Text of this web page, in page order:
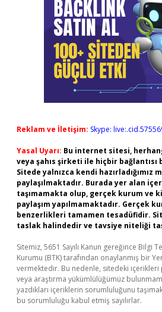
Reklam ve İletişim: Skype:
Yasal Uyarı: Bu internet sitesi,
veya şahıs şirketi ile hiçbir bağlantısı
Sitede yalnızca kendi hazırladığımız
paylaşılmaktadır. Burada yer alan
taşımamakta olup, gerçek kurum ve
paylaşım yapılmamaktadır. Gerçek
benzerlikleri tamamen tesadüfidir.
taslak halindedir ve tavsiye niteliği
Sitemiz, 5651 Sayılı Kanun gereğince Bilgi
Kurumu (BTK) tarafından onaylanmış bir
vermektedir. Bu nedenle, sitedeki
veya araştırma yükümlülüğümüz
yazdıkları içeriklerin sorumluluğunu
bu sorumluluğu kabul etmiş sayılırlar.